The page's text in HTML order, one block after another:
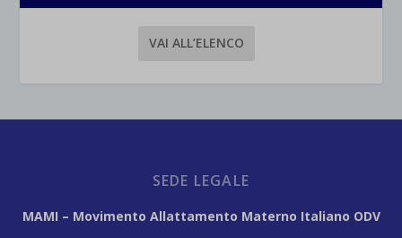
VAI ALL’ELENCO
SEDE LEGALE
MAMI – Movimento Allattamento Materno Italiano ODV